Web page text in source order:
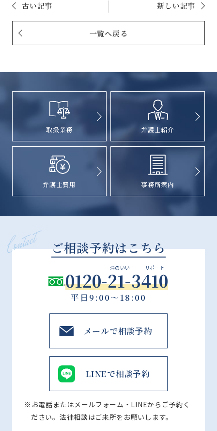
古い記事 新しい記事
一覧へ戻る
取扱業務 弁護士紹介
弁護士費用 事務所案内
ご相談予約はこちら
津のいい サポート
0120-21-3410
平日9:00～18:00
メールで相談予約
LINEで相談予約
※お電話またはメールフォーム・LINEからご予約く
ださい。法律相談はご来所をお願いします。